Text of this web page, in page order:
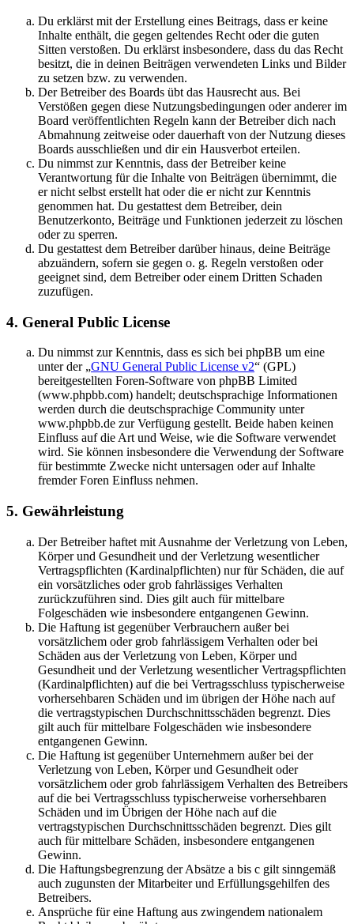
Du erklärst mit der Erstellung eines Beitrags, dass er keine
Inhalte enthält, die gegen geltendes Recht oder die guten
Sitten verstoßen. Du erklärst insbesondere, dass du das Recht
besitzt, die in deinen Beiträgen verwendeten Links und Bilder
zu setzen bzw. zu verwenden.
Der Betreiber des Boards übt das Hausrecht aus. Bei
Verstößen gegen diese Nutzungsbedingungen oder anderer im
Board veröffentlichten Regeln kann der Betreiber dich nach
Abmahnung zeitweise oder dauerhaft von der Nutzung dieses
Boards ausschließen und dir ein Hausverbot erteilen.
Du nimmst zur Kenntnis, dass der Betreiber keine
Verantwortung für die Inhalte von Beiträgen übernimmt, die
er nicht selbst erstellt hat oder die er nicht zur Kenntnis
genommen hat. Du gestattest dem Betreiber, dein
Benutzerkonto, Beiträge und Funktionen jederzeit zu löschen
oder zu sperren.
Du gestattest dem Betreiber darüber hinaus, deine Beiträge
abzuändern, sofern sie gegen o. g. Regeln verstoßen oder
geeignet sind, dem Betreiber oder einem Dritten Schaden
zuzufügen.
4. General Public License
Du nimmst zur Kenntnis, dass es sich bei phpBB um eine
unter der „GNU General Public License v2“ (GPL)
bereitgestellten Foren-Software von phpBB Limited
(www.phpbb.com) handelt; deutschsprachige Informationen
werden durch die deutschsprachige Community unter
www.phpbb.de zur Verfügung gestellt. Beide haben keinen
Einfluss auf die Art und Weise, wie die Software verwendet
wird. Sie können insbesondere die Verwendung der Software
für bestimmte Zwecke nicht untersagen oder auf Inhalte
fremder Foren Einfluss nehmen.
5. Gewährleistung
Der Betreiber haftet mit Ausnahme der Verletzung von Leben,
Körper und Gesundheit und der Verletzung wesentlicher
Vertragspflichten (Kardinalpflichten) nur für Schäden, die auf
ein vorsätzliches oder grob fahrlässiges Verhalten
zurückzuführen sind. Dies gilt auch für mittelbare
Folgeschäden wie insbesondere entgangenen Gewinn.
Die Haftung ist gegenüber Verbrauchern außer bei
vorsätzlichem oder grob fahrlässigem Verhalten oder bei
Schäden aus der Verletzung von Leben, Körper und
Gesundheit und der Verletzung wesentlicher Vertragspflichten
(Kardinalpflichten) auf die bei Vertragsschluss typischerweise
vorhersehbaren Schäden und im übrigen der Höhe nach auf
die vertragstypischen Durchschnittsschäden begrenzt. Dies
gilt auch für mittelbare Folgeschäden wie insbesondere
entgangenen Gewinn.
Die Haftung ist gegenüber Unternehmern außer bei der
Verletzung von Leben, Körper und Gesundheit oder
vorsätzlichem oder grob fahrlässigem Verhalten des Betreibers
auf die bei Vertragsschluss typischerweise vorhersehbaren
Schäden und im Übrigen der Höhe nach auf die
vertragstypischen Durchschnittsschäden begrenzt. Dies gilt
auch für mittelbare Schäden, insbesondere entgangenen
Gewinn.
Die Haftungsbegrenzung der Absätze a bis c gilt sinngemäß
auch zugunsten der Mitarbeiter und Erfüllungsgehilfen des
Betreibers.
Ansprüche für eine Haftung aus zwingendem nationalem